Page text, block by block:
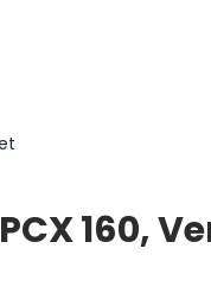
160,